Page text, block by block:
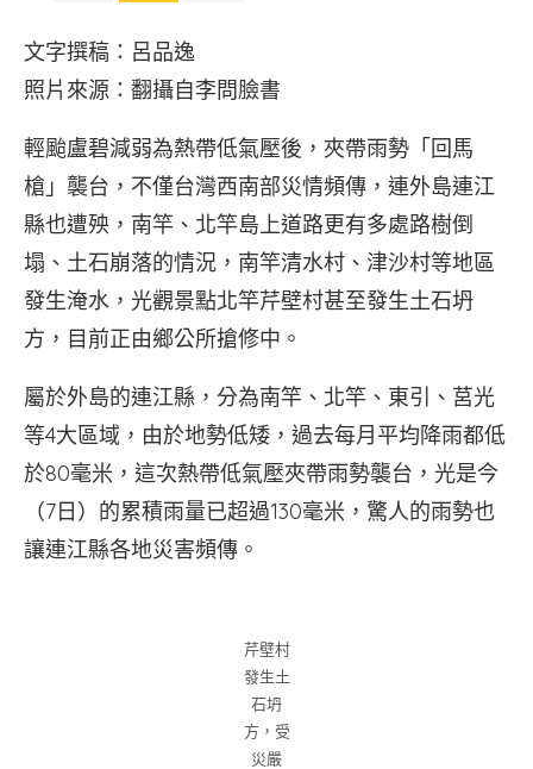
文字撰稿：呂品逸
照片來源：翻攝自李問臉書
輕颱盧碧減弱為熱帶低氣壓後，夾帶雨勢「回馬
槍」襲台，不僅台灣西南部災情頻傳，連外島連江
縣也遭殃，南竿、北竿島上道路更有多處路樹倒
塌、土石崩落的情況，南竿清水村、津沙村等地區
發生淹水，光觀景點北竿芹壁村甚至發生土石坍
方，目前正由鄉公所搶修中。
屬於外島的連江縣，分為南竿、北竿、東引、莒光
等4大區域，由於地勢低矮，過去每月平均降雨都低
於80毫米，這次熱帶低氣壓夾帶雨勢襲台，光是今
（7日）的累積雨量已超過130毫米，驚人的雨勢也
讓連江縣各地災害頻傳。
芹壁村
發生土
石坍
方，受
災嚴